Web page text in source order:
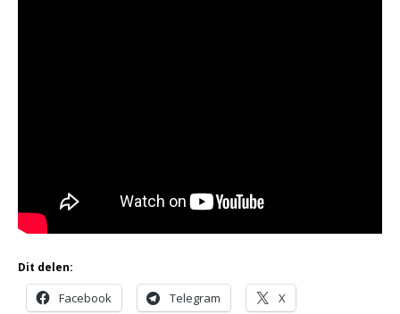
Dit delen:
Facebook Telegram X